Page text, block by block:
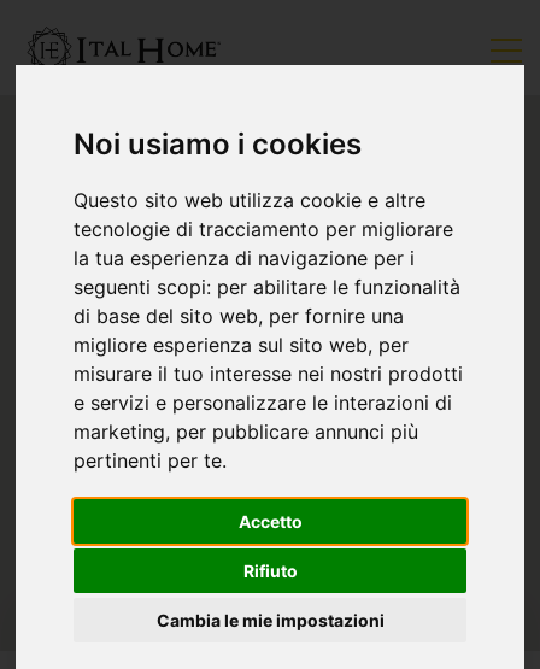
Noi usiamo i cookies
Questo sito web utilizza cookie e altre
tecnologie di tracciamento per migliorare
la tua esperienza di navigazione per i
seguenti scopi: per abilitare le funzionalità
di base del sito web, per fornire una
migliore esperienza sul sito web, per
misurare il tuo interesse nei nostri prodotti
e servizi e personalizzare le interazioni di
marketing, per pubblicare annunci più
pertinenti per te.
Accetto
Rifiuto
Cambia le mie impostazioni